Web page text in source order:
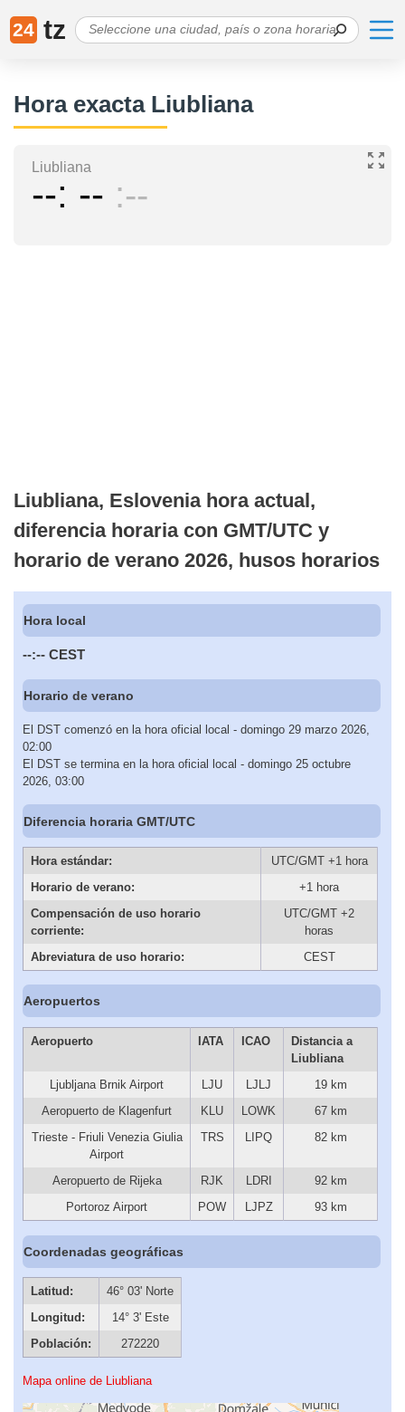
24 tz
Hora exacta Liubliana
Liubliana
-- -- --
Liubliana, Eslovenia hora actual,
diferencia horaria con GMT/UTC y
horario de verano 2026, husos horarios
Hora local
--:-- CEST
Horario de verano
El DST comenzó en la hora oficial local - domingo 29 marzo 2026,
02:00
El DST se termina en la hora oficial local - domingo 25 octubre
2026, 03:00
Diferencia horaria GMT/UTC
Hora estándar:
UTC/GMT +1 hora
Horario de verano:
+1 hora
Compensación de uso horario
corriente:
UTC/GMT +2
horas
Abreviatura de uso horario:
CEST
Aeropuertos
Aeropuerto IATA ICAO
Distancia a
Liubliana
Ljubljana Brnik Airport
LJU LJLJ
19 km
Aeropuerto de Klagenfurt
KLU LOWK
67 km
Trieste - Friuli Venezia Giulia
Airport
TRS LIPQ 82 km
Aeropuerto de Rijeka RJK LDRI
92 km
Portoroz Airport
POW LJPZ 93 km
Coordenadas geográficas
Latitud:
46° 03' Norte
Longitud:
14° 3' Este
Población:
272220
Mapa online de Liubliana